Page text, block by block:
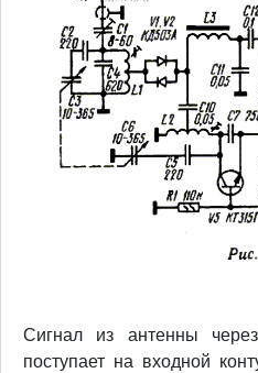
Сигнал из антенны
поступает на входной